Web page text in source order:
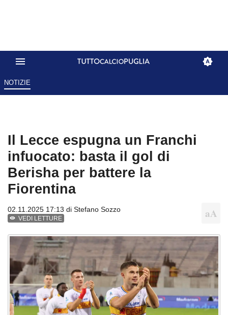
NOTIZIE
Il Lecce espugna un Franchi
infuocato: basta il gol di
Berisha per battere la
Fiorentina
02.11.2025 17:13 di Stefano Sozzo
VEDI LETTURE